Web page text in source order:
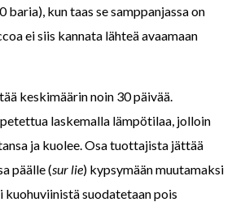
baria), kun taas se samppanjassa on
ei siis kannata lähteä avaamaan
keskimäärin noin 30 päivää.
laskemalla lämpötilaa, jolloin
ja kuolee. Osa tuottajista jättää
päälle (sur lie) kypsymään muutamaksi
kuohuviinistä suodatetaan pois